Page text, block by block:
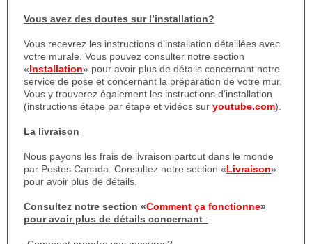
Vous avez des doutes sur l’installation?
Vous recevrez les instructions d’installation détaillées avec
votre murale. Vous pouvez consulter notre section
«Installation» pour avoir plus de détails concernant notre
service de pose et concernant la préparation de votre mur.
Vous y trouverez également les instructions d’installation
(instructions étape par étape et vidéos sur youtube.com).
La livraison
Nous payons les frais de livraison partout dans le monde
par Postes Canada. Consultez notre section «Livraison»
pour avoir plus de détails.
Consultez notre section «Comment ça fonctionne»
pour avoir plus de détails concernant: